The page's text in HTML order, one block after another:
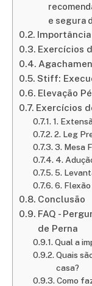
e segura
Exercícios
Stiff:
Elevação
Exercícios
1.
2. Leg
3. Mesa
4.
5.
6.
Conclusão
FAQ -
de Perna
Qual a
Quais
casa?
Como